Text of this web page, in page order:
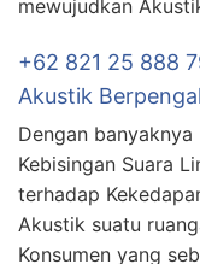
mewujudkan
+62 821 25 888
Akustik
Dengan
Kebisingan Suara
terhadap
Akustik suatu
Konsumen yang